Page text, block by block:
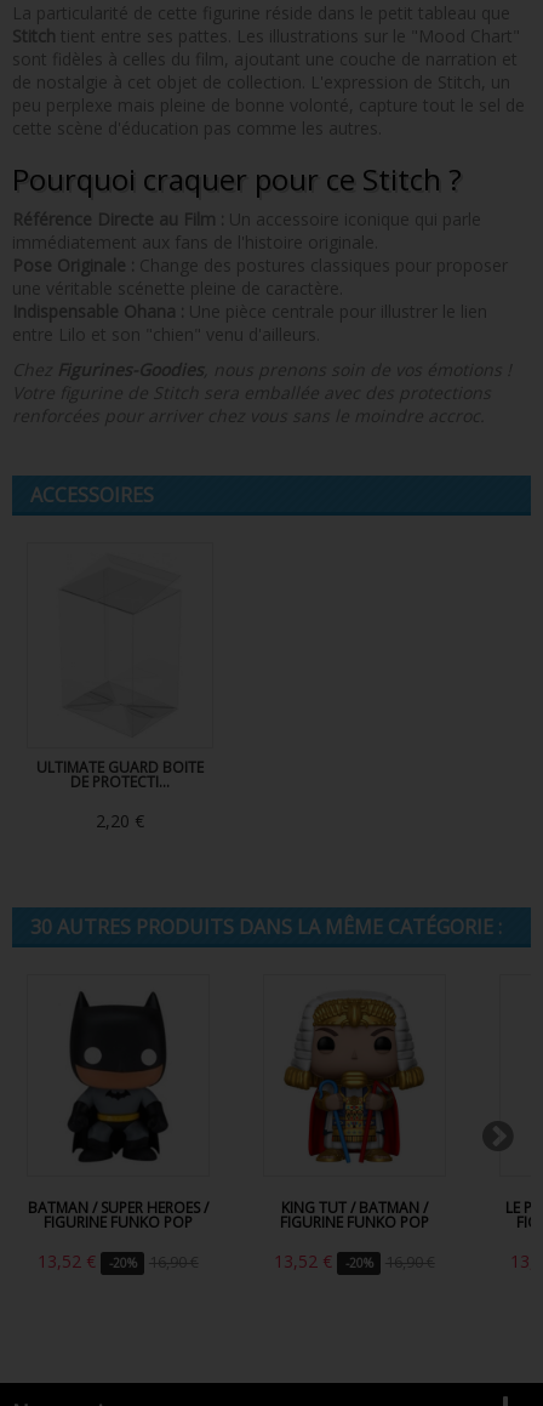
La particularité de cette figurine réside dans le petit tableau que
Stitch tient entre ses pattes. Les illustrations sur le "Mood Chart"
sont fidèles à celles du film, ajoutant une couche de narration et
de nostalgie à cet objet de collection. L'expression de Stitch, un
peu perplexe mais pleine de bonne volonté, capture tout le sel de
cette scène d'éducation pas comme les autres.
Pourquoi craquer pour ce Stitch ?
Référence Directe au Film : Un accessoire iconique qui parle
immédiatement aux fans de l'histoire originale.
Pose Originale : Change des postures classiques pour proposer
une véritable scénette pleine de caractère.
Indispensable Ohana : Une pièce centrale pour illustrer le lien
entre Lilo et son "chien" venu d'ailleurs.
Chez Figurines-Goodies , nous prenons soin de vos émotions !
Votre figurine de Stitch sera emballée avec des protections
renforcées pour arriver chez vous sans le moindre accroc.
ACCESSOIRES
ULTIMATE GUARD BOITE
DE PROTECTI...
2,20 €
30 AUTRES PRODUITS DANS LA MÊME CATÉGORIE :
BATMAN / SUPER HEROES /
FIGURINE FUNKO POP
13,52 € -20% 16,90 €
KING TUT / BATMAN /
FIGURINE FUNKO POP
13,52 € -20% 16,90 €
LE